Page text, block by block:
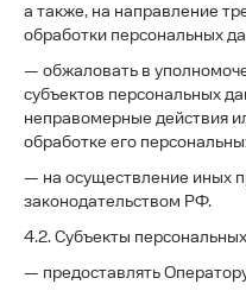
а также, на направление
обработки персональных
— обжаловать в
субъектов персональных
неправомерные действия
обработке его
— на осуществление иных
законодательством РФ.
4.2. Субъекты
— предоставлять